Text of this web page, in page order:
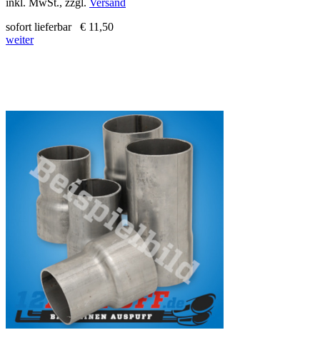
inkl. MwSt., zzgl. Versand
sofort lieferbar
€ 11,50
weiter